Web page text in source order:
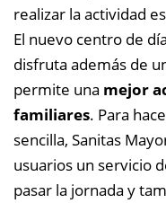
realizar la actividad
El nuevo centro de día
disfruta además de
permite una mejor
familiares. Para
sencilla, Sanitas
usuarios un servicio
pasar la jornada y